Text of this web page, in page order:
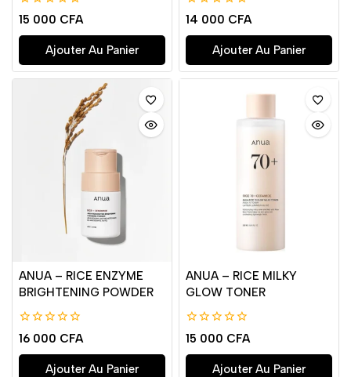
0
de
5
15 000 CFA
Ajouter Au Panier
0
de
5
14 000 CFA
Ajouter Au Panier
ANUA – RICE ENZYME
BRIGHTENING POWDER
0
de
5
16 000 CFA
Ajouter Au Panier
ANUA – RICE MILKY
GLOW TONER
0
de
5
15 000 CFA
Ajouter Au Panier